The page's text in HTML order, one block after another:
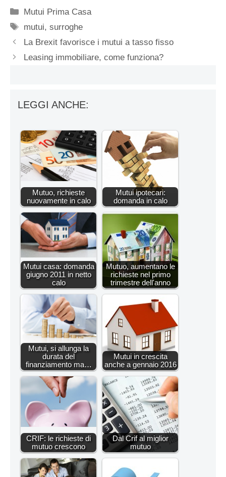
Categorie
Mutui Prima Casa
Tag
mutui,surroghe
La Brexit favorisce i mutui a tasso fisso
Leasing immobiliare, come funziona?
LEGGI ANCHE:
Mutuo, richieste
nuovamente in calo
Mutui ipotecari:
domanda in calo
Mutui casa: domanda
giugno 2011 in netto
calo
Mutuo, aumentano le
richieste nel primo
trimestre dell'anno
Mutui, si allunga la
durata del
finanziamento ma…
Mutui in crescita
anche a gennaio 2016
CRIF: le richieste di
mutuo crescono
Dal Crif al miglior
mutuo